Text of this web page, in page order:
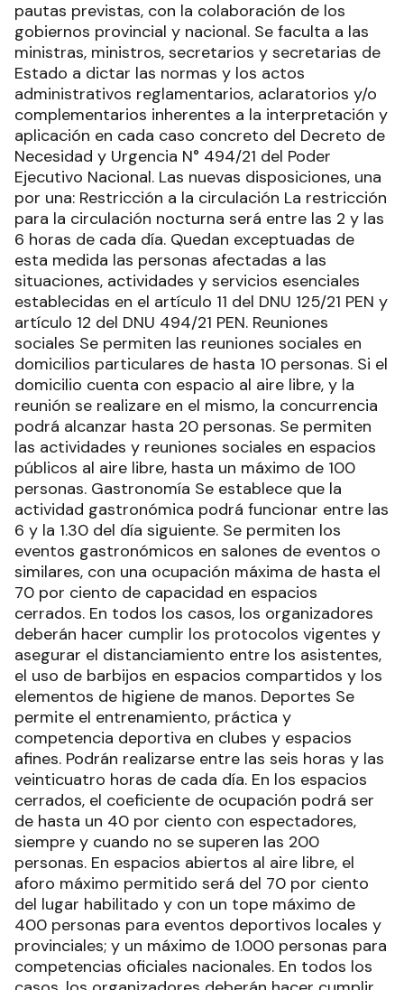
pautas previstas, con la colaboración de los
gobiernos provincial y nacional. Se faculta a las
ministras, ministros, secretarios y secretarias de
Estado a dictar las normas y los actos
administrativos reglamentarios, aclaratorios y/o
complementarios inherentes a la interpretación y
aplicación en cada caso concreto del Decreto de
Necesidad y Urgencia N° 494/21 del Poder
Ejecutivo Nacional. Las nuevas disposiciones, una
por una: Restricción a la circulación La restricción
para la circulación nocturna será entre las 2 y las
6 horas de cada día. Quedan exceptuadas de
esta medida las personas afectadas a las
situaciones, actividades y servicios esenciales
establecidas en el artículo 11 del DNU 125/21 PEN y
artículo 12 del DNU 494/21 PEN. Reuniones
sociales Se permiten las reuniones sociales en
domicilios particulares de hasta 10 personas. Si el
domicilio cuenta con espacio al aire libre, y la
reunión se realizare en el mismo, la concurrencia
podrá alcanzar hasta 20 personas. Se permiten
las actividades y reuniones sociales en espacios
públicos al aire libre, hasta un máximo de 100
personas. Gastronomía Se establece que la
actividad gastronómica podrá funcionar entre las
6 y la 1.30 del día siguiente. Se permiten los
eventos gastronómicos en salones de eventos o
similares, con una ocupación máxima de hasta el
70 por ciento de capacidad en espacios
cerrados. En todos los casos, los organizadores
deberán hacer cumplir los protocolos vigentes y
asegurar el distanciamiento entre los asistentes,
el uso de barbijos en espacios compartidos y los
elementos de higiene de manos. Deportes Se
permite el entrenamiento, práctica y
competencia deportiva en clubes y espacios
afines. Podrán realizarse entre las seis horas y las
veinticuatro horas de cada día. En los espacios
cerrados, el coeficiente de ocupación podrá ser
de hasta un 40 por ciento con espectadores,
siempre y cuando no se superen las 200
personas. En espacios abiertos al aire libre, el
aforo máximo permitido será del 70 por ciento
del lugar habilitado y con un tope máximo de
400 personas para eventos deportivos locales y
provinciales; y un máximo de 1.000 personas para
competencias oficiales nacionales. En todos los